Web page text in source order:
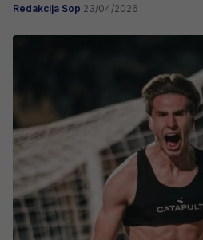
Redakcija Sop·23/04/2026